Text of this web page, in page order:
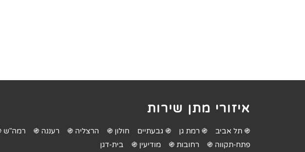
איזורי מתן שירות
֍ תל אביב ֍ רמת גן ֍ גבעתיים חולון ֍ הרצליה ֍ רעננה ֍ רמה"ש
פתח-תקווה ֍
רחובות ֍ מודיעין ֍ בית-דגן